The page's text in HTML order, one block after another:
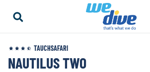
TAUCHSAFARI
NAUTILUS TWO